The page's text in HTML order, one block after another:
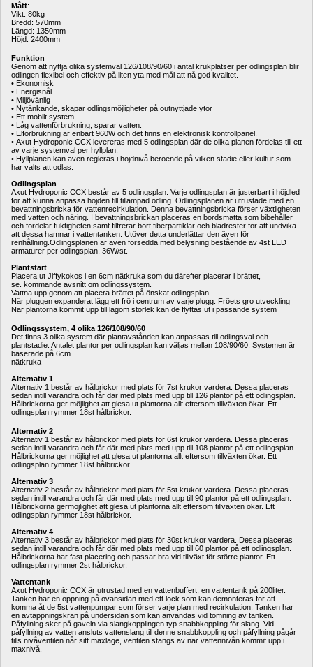
Mått:
Vikt: 80kg
Bredd: 570mm
Längd: 1350mm
Höjd: 2400mm
Funktion
Genom att nyttja olika systemval 126/108/90/60 i antal krukplatser per odlingsplan blir
odlingen flexibel och effektiv på liten yta med mål att nå god kvalitet.
• Ekonomisk
• Energisnål
• Miljövänlig
• Nytänkande, skapar odlingsmöjligheter på outnyttjade ytor
• Ett mobilt system
• Låg vattenförbrukning, sparar vatten.
• Elförbrukning är enbart 960W och det finns en elektronisk kontrollpanel.
• Axut Hydroponic CCX levereras med 5 odlingsplan där de olika planen fördelas till ett
av varje systemval per hyllplan.
• Hyllplanen kan även regleras i höjdnivå beroende på vilken stadie eller kultur som
har valts att odlas.
Odlingsplan
Axut Hydroponic CCX består av 5 odlingsplan. Varje odlingsplan är justerbart i höjdled
för att kunna anpassa höjden till tillämpad odling. Odlingsplanen är utrustade med en
bevattningsbricka för vattenrecirkulation. Denna bevattningsbricka förser växtligheten
med vatten och näring. I bevattningsbrickan placeras en bordsmatta som bibehåller
och fördelar fuktigheten samt filtrerar bort fiberpartiklar och bladrester för att undvika
att dessa hamnar i vattentanken. Utöver detta underlättar den även för
renhållning.Odlingsplanen är även försedda med belysning bestående av 4st LED
armaturer per odlingsplan, 36W/st.
Plantstart
Placera ut Jiffykokos i en 6cm nätkruka som du därefter placerar i brättet,
se. kommande avsnitt om odlingssystem.
Vattna upp genom att placera brättet på önskat odlingsplan.
När pluggen expanderat lägg ett frö i centrum av varje plugg. Fröets gro utveckling
När plantorna kommit upp till lagom storlek kan de flyttas ut i passande system
Odlingssystem, 4 olika 126/108/90/60
Det finns 3 olika system där plantavstånden kan anpassas till odlingsval och
plantstadie. Antalet plantor per odlingsplan kan väljas mellan 108/90/60. Systemen är
baserade på 6cm
nätkruka
Alternativ 1
Alternativ 1 består av hålbrickor med plats för 7st krukor vardera. Dessa placeras
sedan intill varandra och får där med plats med upp till 126 plantor på ett odlingsplan.
Hålbrickorna ger möjlighet att glesa ut plantorna allt eftersom tillväxten ökar. Ett
odlingsplan rymmer 18st hålbrickor.
Alternativ 2
Alternativ 1 består av hålbrickor med plats för 6st krukor vardera. Dessa placeras
sedan intill varandra och får där med plats med upp till 108 plantor på ett odlingsplan.
Hålbrickorna ger möjlighet att glesa ut plantorna allt eftersom tillväxten ökar. Ett
odlingsplan rymmer 18st hålbrickor.
Alternativ 3
Alternativ 2 består av hålbrickor med plats för 5st krukor vardera. Dessa placeras
sedan intill varandra och får där med plats med upp till 90 plantor på ett odlingsplan.
Hålbrickorna germöjlighet att glesa ut plantorna allt eftersom tillväxten ökar. Ett
odlingsplan rymmer 18st hålbrickor.
Alternativ 4
Alternativ 3 består av hålbrickor med plats för 30st krukor vardera. Dessa placeras
sedan intill varandra och får där med plats med upp till 60 plantor på ett odlingsplan.
Hålbrickorna har fast placering och passar bra vid tillväxt för större plantor. Ett
odlingsplan rymmer 2st hålbrickor.
Vattentank
Axut Hydroponic CCX är utrustad med en vattenbuffert, en vattentank på 200liter.
Tanken har en öppning på ovansidan med ett lock som kan demonteras för att
komma åt de 5st vattenpumpar som förser varje plan med recirkulation. Tanken har
en avtappningskran på undersidan som kan användas vid tömning av tanken.
Påfyllning sker på gaveln via slangkopplingen typ snabbkoppling för slang. Vid
påfyllning av vatten ansluts vattenslang till denne snabbkoppling och påfyllning pågår
tills nivåventilen når sitt maxläge, ventilen stängs av när vattennivån kommit upp i
maxnivå.